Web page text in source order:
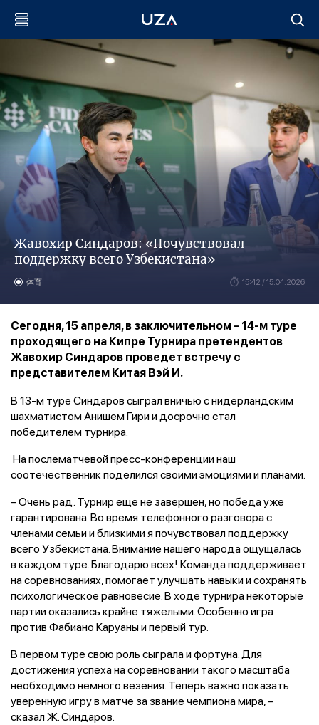
Жавохир Синдаров: «Почувствовал
поддержку всего Узбекистана»
体育 15:42 / 15.04.2026
Сегодня, 15 апреля, в заключительном – 14-м туре
проходящего на Кипре Турнира претендентов
Жавохир Синдаров проведет встречу с
представителем Китая Вэй И.
В 13-м туре Синдаров сыграл вничью с нидерландским
шахматистом Анишем Гири и досрочно стал
победителем турнира.
На послематчевой пресс-конференции наш
соотечественник поделился своими эмоциями и планами.
– Очень рад. Турнир еще не завершен, но победа уже
гарантирована. Во время телефонного разговора с
членами семьи и близкими я почувствовал поддержку
всего Узбекистана. Внимание нашего народа ощущалась
в каждом туре. Благодарю всех! Команда поддерживает
на соревнованиях, помогает улучшать навыки и сохранять
психологическое равновесие. В ходе турнира некоторые
партии оказались крайне тяжелыми. Особенно игра
против Фабиано Каруаны и первый тур.
В первом туре свою роль сыграла и фортуна. Для
достижения успеха на соревновании такого масштаба
необходимо немного везения. Теперь важно показать
уверенную игру в матче за звание чемпиона мира, –
сказал Ж. Синдаров.